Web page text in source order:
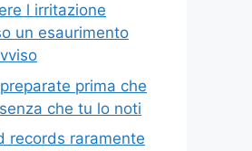
l irritazione
un esaurimento
prima che
che tu lo noti
records raramente